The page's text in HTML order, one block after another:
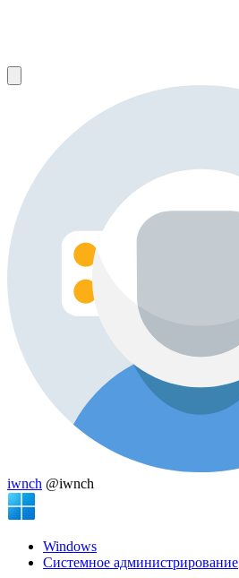
iwnch @iwnch
Windows
Системное администрирование